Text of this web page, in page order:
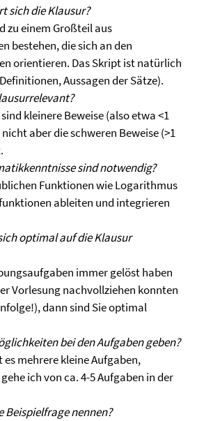
sich die Klausur?
zu einem Großteil aus
bestehen, die sich an den
orientieren. Das Skript ist natürlich
Aussagen der Sätze).
kleinere Beweise (also etwa <1
aber die schweren Beweise (>1
sind notwendig?
Funktionen wie Logarithmus
ableiten und integrieren
optimal auf die Klausur
immer gelöst haben
Vorlesung nachvollziehen konnten
dann sind Sie optimal
bei den Aufgaben geben?
es mehrere kleine Aufgaben,
ich von ca. 4-5 Aufgaben in der
Beispielfrage nennen?